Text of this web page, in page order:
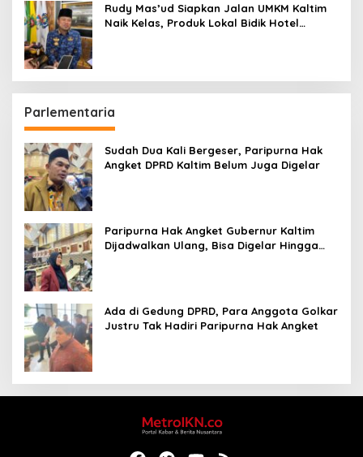
Rudy Mas’ud Siapkan Jalan UMKM Kaltim
Naik Kelas, Produk Lokal Bidik Hotel
Parlementaria
Sudah Dua Kali Bergeser, Paripurna Hak
Angket DPRD Kaltim Belum Juga Digelar
Paripurna Hak Angket Gubernur Kaltim
Dijadwalkan Ulang, Bisa Digelar Hingga
Ada di Gedung DPRD, Para Anggota Golkar
Justru Tak Hadiri Paripurna Hak Angket